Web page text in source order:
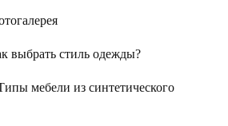
выбрать стиль одежды?
мебели из синтетического